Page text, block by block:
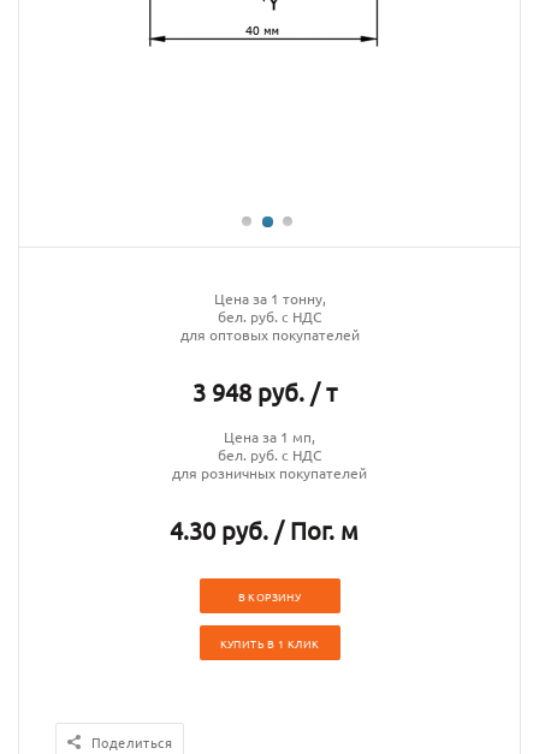
Цена за 1 тонну,
бел. руб. с НДС
для оптовых покупателей
3 948 руб. / т
Цена за 1 мп,
бел. руб. с НДС
для розничных покупателей
4.30 руб. / Пог. м
В КОРЗИНУ
КУПИТЬ В 1 КЛИК
Поделиться